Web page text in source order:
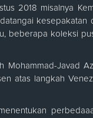
2018 misalnya
kesepakatan
beberapa koleksi
Javad
atas langkah